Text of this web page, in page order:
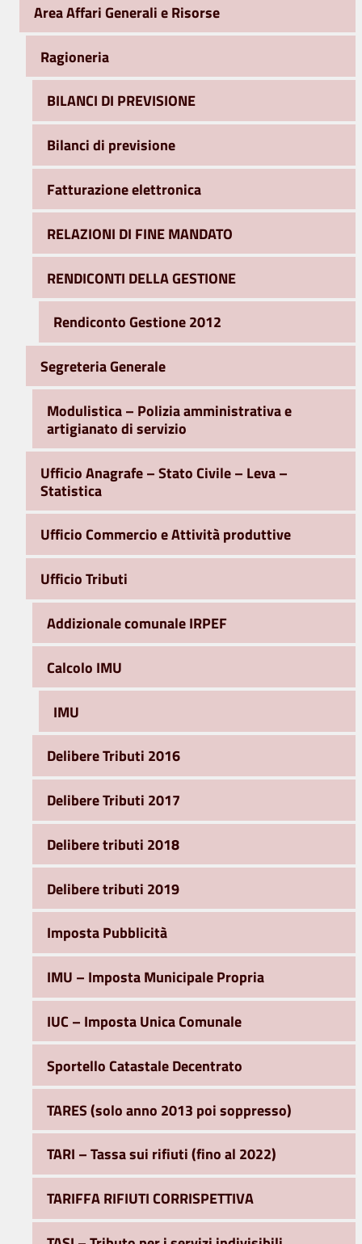
Area Affari Generali e Risorse
Ragioneria
BILANCI DI PREVISIONE
Bilanci di previsione
Fatturazione elettronica
RELAZIONI DI FINE MANDATO
RENDICONTI DELLA GESTIONE
Rendiconto Gestione 2012
Segreteria Generale
Modulistica – Polizia amministrativa e
artigianato di servizio
Ufficio Anagrafe – Stato Civile – Leva –
Statistica
Ufficio Commercio e Attività produttive
Ufficio Tributi
Addizionale comunale IRPEF
Calcolo IMU
IMU
Delibere Tributi 2016
Delibere Tributi 2017
Delibere tributi 2018
Delibere tributi 2019
Imposta Pubblicità
IMU – Imposta Municipale Propria
IUC – Imposta Unica Comunale
Sportello Catastale Decentrato
TARES (solo anno 2013 poi soppresso)
TARI – Tassa sui rifiuti (fino al 2022)
TARIFFA RIFIUTI CORRISPETTIVA